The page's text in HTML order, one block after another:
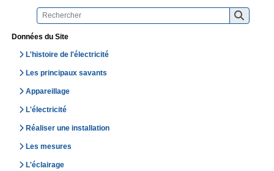
Données du Site
L'histoire de l'électricité
Les principaux savants
Appareillage
L'électricité
Réaliser une installation
Les mesures
L'éclairage